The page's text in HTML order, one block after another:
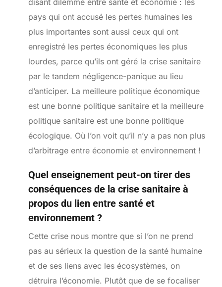
pays qui ont accusé les pertes humaines les
plus importantes sont aussi ceux qui ont
enregistré les pertes économiques les plus
lourdes, parce qu’ils ont géré la crise sanitaire
par le tandem négligence-panique au lieu
d’anticiper. La meilleure politique économique
est une bonne politique sanitaire et la meilleure
politique sanitaire est une bonne politique
écologique. Où l’on voit qu’il n’y a pas non plus
d’arbitrage entre économie et environnement !
Quel enseignement peut-on tirer des
conséquences de la crise sanitaire à
propos du lien entre santé et
environnement ?
Cette crise nous montre que si l’on ne prend
pas au sérieux la question de la santé humaine
et de ses liens avec les écosystèmes, on
détruira l’économie. Plutôt que de se focaliser